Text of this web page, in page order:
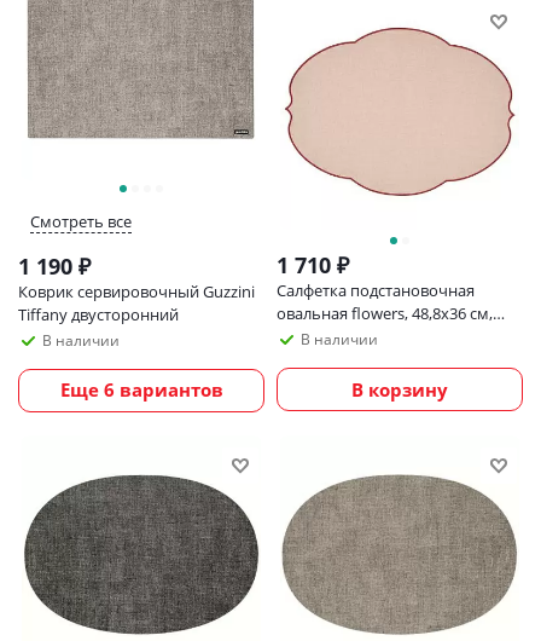
Смотреть все
1 190 ₽
Коврик сервировочный Guzzini
Tiffany двусторонний
В наличии
Еще 6 вариантов
1 710 ₽
Салфетка подстановочная
овальная flowers, 48,8х36 см,
розовая
В наличии
В корзину